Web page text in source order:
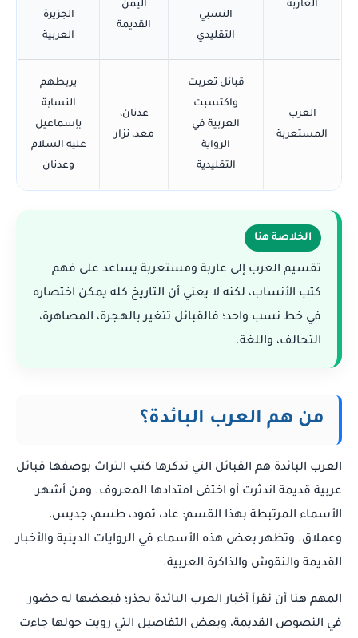
العاربة
النسبي
التقليدي
اليمن
القديمة
الجزيرة
العربية
العرب
المستعربة
قبائل تعربت
واكتسبت
العربية في
الرواية
التقليدية
عدنان،
معد، نزار
يربطهم
النسابة
بإسماعيل
عليه السلام
وعدنان
الخلاصة هنا
تقسيم العرب إلى عاربة ومستعربة يساعد على فهم
كتب الأنساب، لكنه لا يعني أن التاريخ كله يمكن اختصاره
في خط نسب واحد؛ فالقبائل تتغير بالهجرة، المصاهرة،
التحالف، واللغة.
من هم العرب البائدة؟
العرب البائدة هم القبائل التي تذكرها كتب التراث بوصفها قبائل
عربية قديمة اندثرت أو اختفى امتدادها المعروف. ومن أشهر
الأسماء المرتبطة بهذا القسم: عاد، ثمود، طسم، جديس،
وعملاق. وتظهر بعض هذه الأسماء في الروايات الدينية والأخبار
القديمة والنقوش والذاكرة العربية.
المهم هنا أن نقرأ أخبار العرب البائدة بحذر؛ فبعضها له حضور
في النصوص القديمة، وبعض التفاصيل التي رويت حولها جاءت